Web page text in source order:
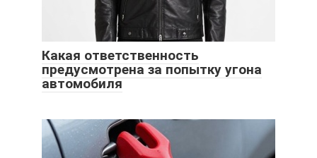
Какая ответственность
предусмотрена за попытку угона
автомобиля